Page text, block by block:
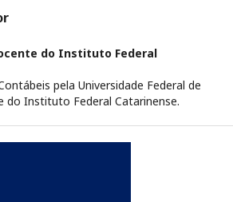
do Instituto Federal
pela Universidade Federal de
do Instituto Federal Catarinense.